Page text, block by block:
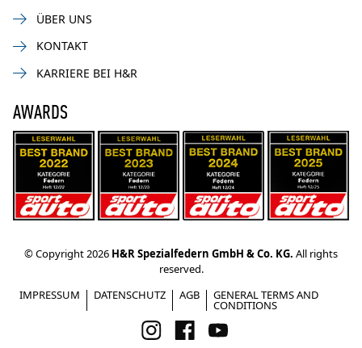
ÜBER UNS
KONTAKT
KARRIERE BEI H&R
AWARDS
© Copyright 2026 H&R Spezialfedern GmbH & Co. KG. All rights
reserved.
IMPRESSUM
DATENSCHUTZ AGB GENERAL TERMS AND
CONDITIONS